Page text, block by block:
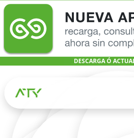
DESCARGA Ó